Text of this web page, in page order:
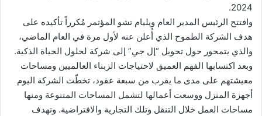
2024.
وافتتح الرئيس المدير العام ويليام تشو المؤتمر مُكرراً تأكيده على
هدف الشركة الطموح الذي أُعلن عنه لأول مرة في العام الماضي،
والذي يتمحور حول تحويل “إل جي” إلى شركة لحلول الحياة الذكية.
وبعد اكتسابها الفهم العميق لاحتياجات الزبناء العالميين ومساحات
معيشتهم على مدى ما يقرب من سبعة عقود، تخطّت الشركة اليوم
أجهزة المنزل ووسعت أعمالها لتشمل المساحات المتنوعة ومنها
مساحات العمل خلال التنقل وتلك التجارية والافتراضية. وتهدف